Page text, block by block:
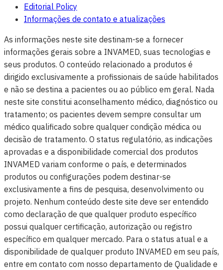
Editorial Policy
Informações de contato e atualizações
As informações neste site destinam-se a fornecer
informações gerais sobre a INVAMED, suas tecnologias e
seus produtos. O conteúdo relacionado a produtos é
dirigido exclusivamente a profissionais de saúde habilitados
e não se destina a pacientes ou ao público em geral. Nada
neste site constitui aconselhamento médico, diagnóstico ou
tratamento; os pacientes devem sempre consultar um
médico qualificado sobre qualquer condição médica ou
decisão de tratamento. O status regulatório, as indicações
aprovadas e a disponibilidade comercial dos produtos
INVAMED variam conforme o país, e determinados
produtos ou configurações podem destinar-se
exclusivamente a fins de pesquisa, desenvolvimento ou
projeto. Nenhum conteúdo deste site deve ser entendido
como declaração de que qualquer produto específico
possui qualquer certificação, autorização ou registro
específico em qualquer mercado. Para o status atual e a
disponibilidade de qualquer produto INVAMED em seu país,
entre em contato com nosso departamento de Qualidade e